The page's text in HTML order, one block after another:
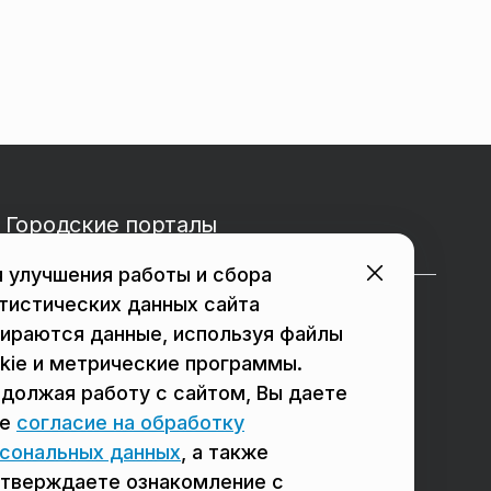
Городские порталы
в Реутове в Балашихе
в Сергиевом Посаде в Люберцах
в Домодедово в Щёлково
улучшения работы и сбора
данных сайта
данные, используя файлы
и метрические программы.
работу с сайтом, Вы даете
согласие на обработку
данных , а также
ознакомление с